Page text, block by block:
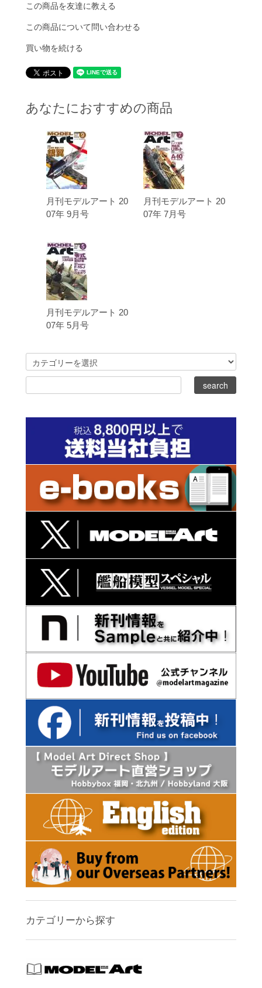
この商品を友達に教える
この商品について問い合わせる
買い物を続ける
あなたにおすすめの商品
月刊モデルアート 20
07年 9月号
月刊モデルアート 20
07年 7月号
月刊モデルアート 20
07年 5月号
カテゴリーから探す